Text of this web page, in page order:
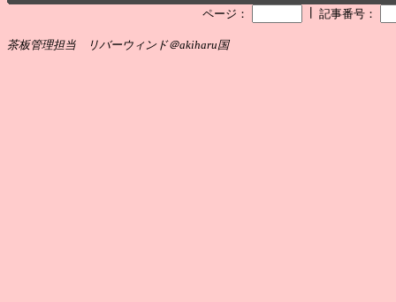
ページ：
記事番号：
茶板管理担当 リバーウィンド＠akiharu国